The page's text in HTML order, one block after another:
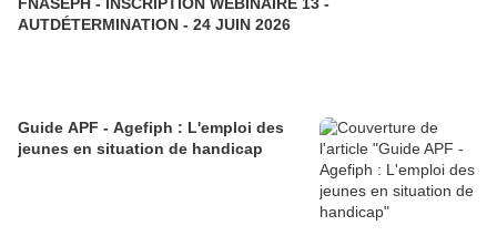
AUTDÉTERMINATION - 24 JUIN 2026
Guide APF - Agefiph : L'emploi des
jeunes en situation de handicap